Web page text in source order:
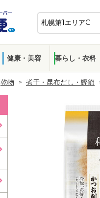
健康・美容 暮らし・衣料
乾物 煮干・昆布だし・鰹節